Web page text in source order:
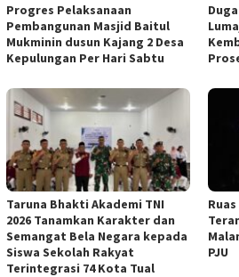
Progres Pelaksanaan
Pembangunan Masjid Baitul
Mukminin dusun Kajang 2 Desa
Kepulungan Per Hari Sabtu
Taruna Bhakti Akademi TNI
2026 Tanamkan Karakter dan
Semangat Bela Negara kepada
Siswa Sekolah Rakyat
Terintegrasi 74 Kota Tual
PJU